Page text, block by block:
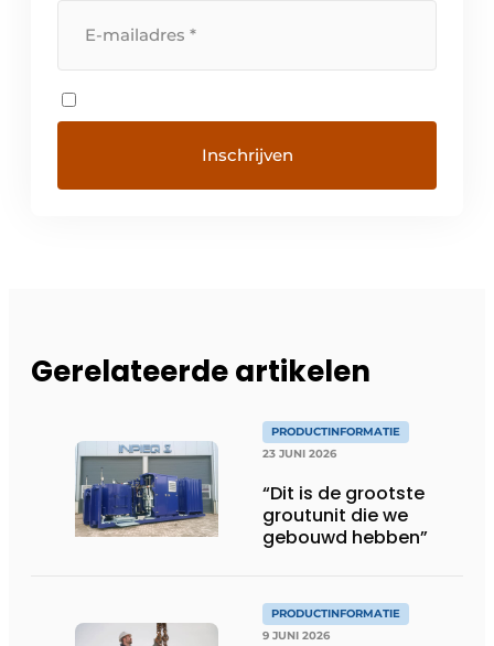
Gerelateerde artikelen
PRODUCTINFORMATIE
23 JUNI 2026
“Dit is de grootste
groutunit die we
gebouwd hebben”
PRODUCTINFORMATIE
9 JUNI 2026